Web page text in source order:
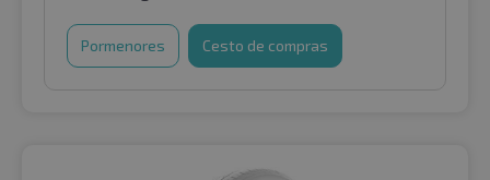
Pormenores Cesto de compras